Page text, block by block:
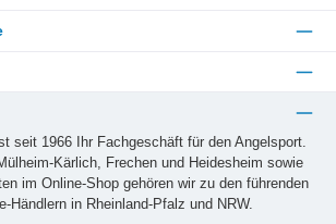
seit 1966 Ihr Fachgeschäft für den Angelsport.
Kärlich, Frechen und Heidesheim sowie
im Online-Shop gehören wir zu den führenden
Händlern in Rheinland-Pfalz und NRW.